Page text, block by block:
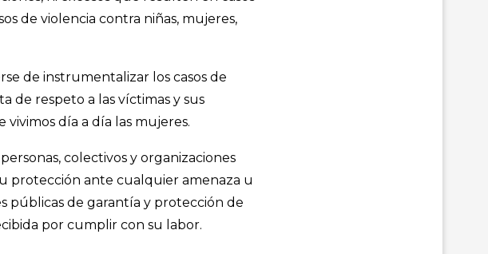
de violencia contra niñas, mujeres,
de instrumentalizar los casos de
de respeto a las víctimas y sus
vivimos día a día las mujeres.
colectivos y organizaciones
protección ante cualquier amenaza u
públicas de garantía y protección de
por cumplir con su labor.